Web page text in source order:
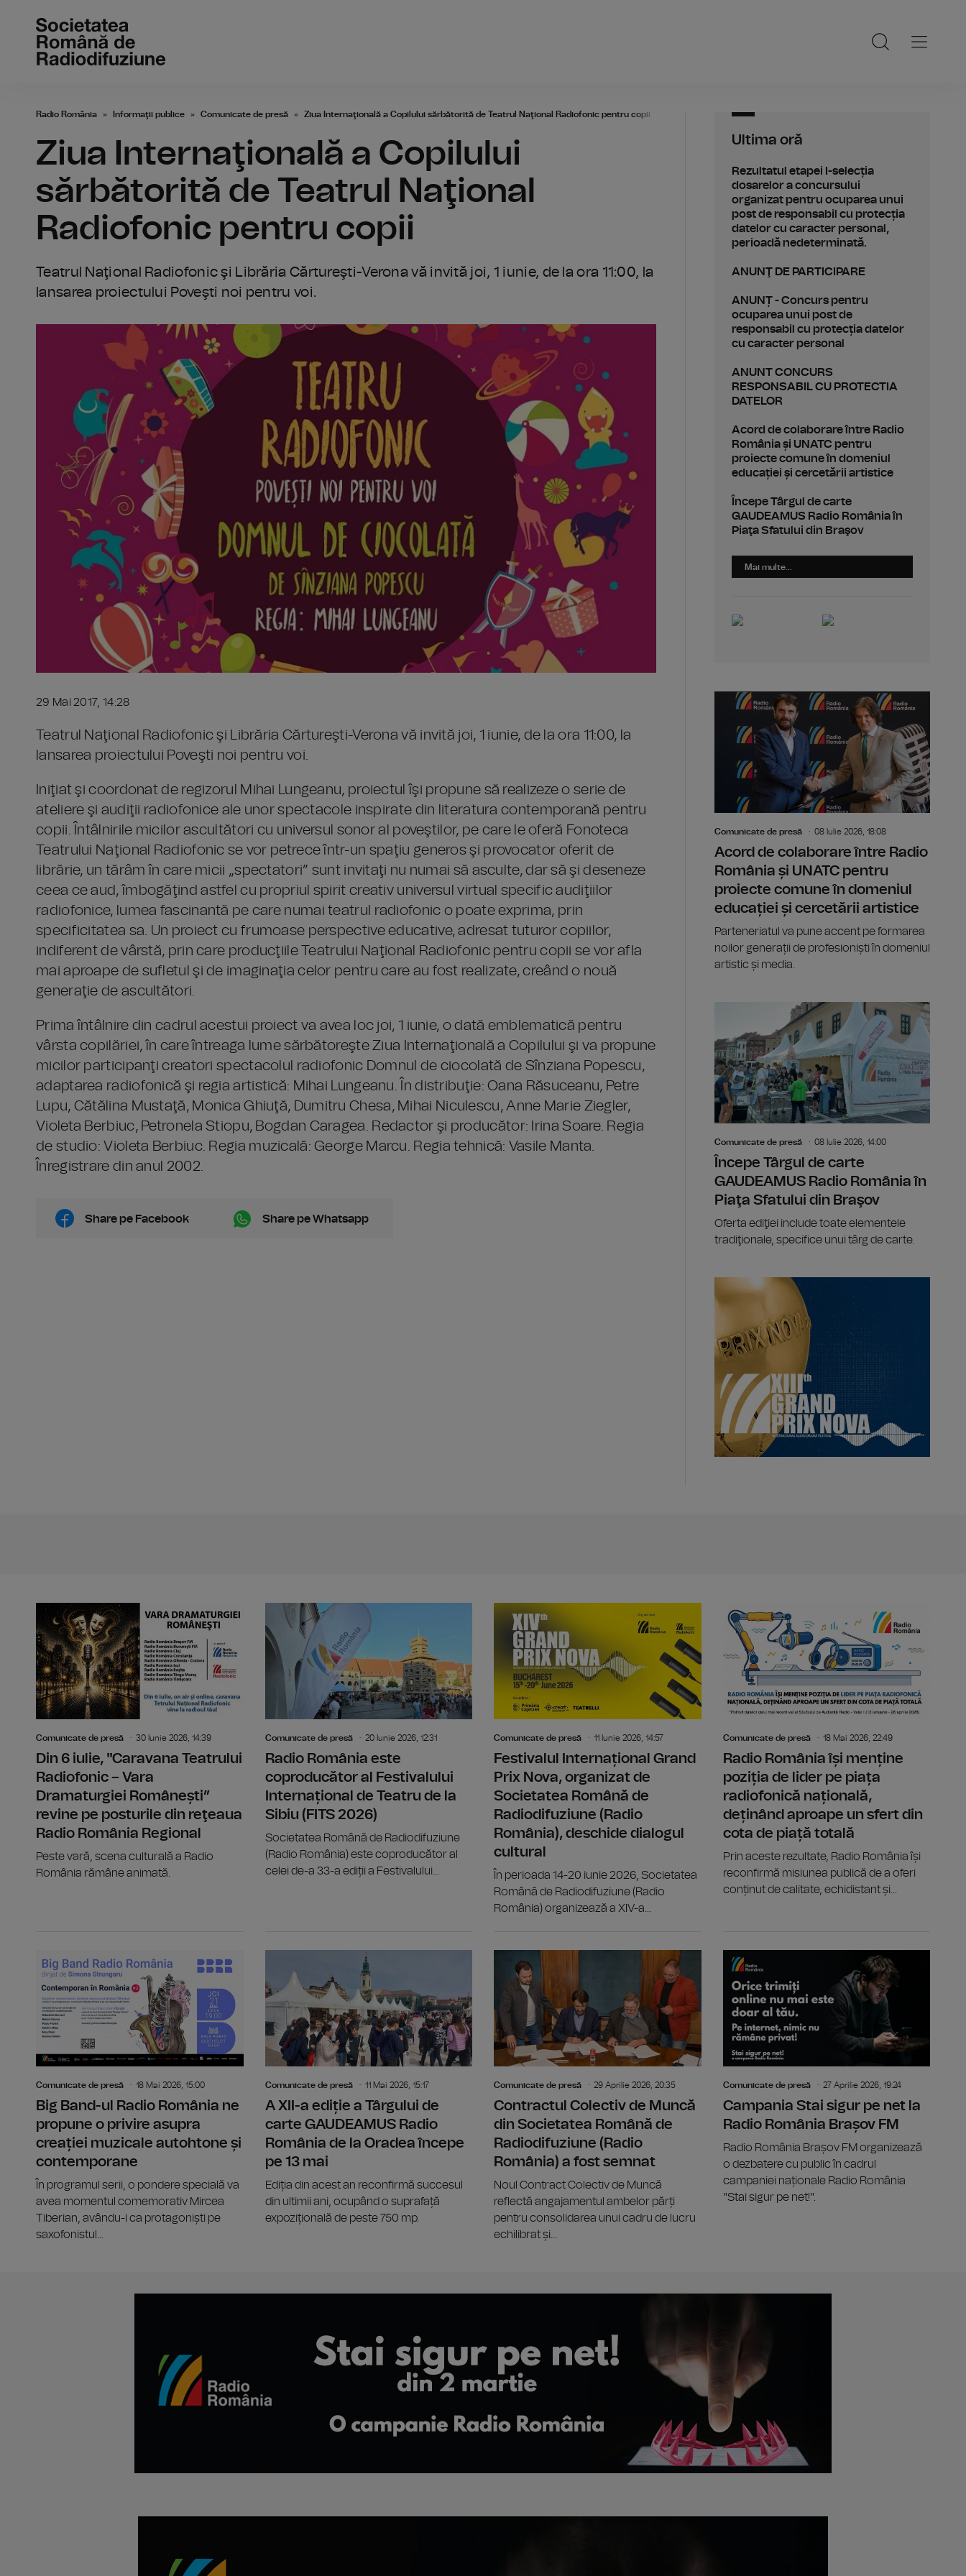
Radio România Informaţii publice Comunicate de presă Ziua Internaţională a Copilului sărbătorită de Teatrul Naţional Radiofonic pentru copii
Ziua Internaţională a Copilului
sărbătorită de Teatrul Naţional
Radiofonic pentru copii
Teatrul Naţional Radiofonic şi Librăria Cărtureşti-Verona vă invită joi, 1 iunie, de la ora 11:00, la
lansarea proiectului Poveşti noi pentru voi.
29 Mai 2017, 14:28
Teatrul Naţional Radiofonic şi Librăria Cărtureşti-Verona vă invită joi, 1 iunie, de la ora 11:00, la
lansarea proiectului Poveşti noi pentru voi.
Iniţiat şi coordonat de regizorul Mihai Lungeanu, proiectul îşi propune să realizeze o serie de
ateliere şi audiţii radiofonice ale unor spectacole inspirate din literatura contemporană pentru
copii. Întâlnirile micilor ascultători cu universul sonor al poveştilor, pe care le oferă Fonoteca
Teatrului Naţional Radiofonic se vor petrece într-un spaţiu generos şi provocator oferit de
librărie, un tărâm în care micii „spectatori” sunt invitaţi nu numai să asculte, dar să şi deseneze
ceea ce aud, îmbogăţind astfel cu propriul spirit creativ universul virtual specific audiţiilor
radiofonice, lumea fascinantă pe care numai teatrul radiofonic o poate exprima, prin
specificitatea sa. Un proiect cu frumoase perspective educative, adresat tuturor copiilor,
indiferent de vârstă, prin care producţiile Teatrului Naţional Radiofonic pentru copii se vor afla
mai aproape de sufletul şi de imaginaţia celor pentru care au fost realizate, creând o nouă
generaţie de ascultători.
Prima întâlnire din cadrul acestui proiect va avea loc joi, 1 iunie, o dată emblematică pentru
vârsta copilăriei, în care întreaga lume sărbătoreşte Ziua Internaţională a Copilului şi va propune
micilor participanţi creatori spectacolul radiofonic Domnul de ciocolată de Sînziana Popescu,
adaptarea radiofonică şi regia artistică: Mihai Lungeanu. În distribuţie: Oana Răsuceanu, Petre
Lupu, Cătălina Mustaţă, Monica Ghiuţă, Dumitru Chesa, Mihai Niculescu, Anne Marie Ziegler,
Violeta Berbiuc, Petronela Stiopu, Bogdan Caragea. Redactor şi producător: Irina Soare. Regia
de studio: Violeta Berbiuc. Regia muzicală: George Marcu. Regia tehnică: Vasile Manta.
Înregistrare din anul 2002.
Share pe Facebook Share pe Whatsapp
Ultima oră
Rezultatul etapei I-selecția
dosarelor a concursului
organizat pentru ocuparea unui
post de responsabil cu protecția
datelor cu caracter personal,
perioadă nedeterminată.
ANUNŢ DE PARTICIPARE
ANUNȚ - Concurs pentru
ocuparea unui post de
responsabil cu protecția datelor
cu caracter personal
ANUNT CONCURS
RESPONSABIL CU PROTECTIA
DATELOR
Acord de colaborare între Radio
România și UNATC pentru
proiecte comune în domeniul
educației și cercetării artistice
Începe Târgul de carte
GAUDEAMUS Radio România în
Piaţa Sfatului din Braşov
Mai multe...
Comunicate de presă 08 Iulie 2026, 18:08
Acord de colaborare între Radio
România și UNATC pentru
proiecte comune în domeniul
educației și cercetării artistice
Parteneriatul va pune accent pe formarea
noilor generații de profesioniști în domeniul
artistic și media.
Comunicate de presă 08 Iulie 2026, 14:00
Începe Târgul de carte
GAUDEAMUS Radio România în
Piaţa Sfatului din Braşov
Oferta ediţiei include toate elementele
tradiţionale, specifice unui târg de carte.
Comunicate de presă 30 Iunie 2026, 14:39
Din 6 iulie, "Caravana Teatrului
Radiofonic – Vara
Dramaturgiei Românești”
revine pe posturile din reţeaua
Radio România Regional
Peste vară, scena culturală a Radio
România rămâne animată.
Din 6 iulie, "Caravana Teatrului Radiofonic – Vara Dramaturgiei Românești” revine pe posturile din
Comunicate de presă 20 Iunie 2026, 12:31
Radio România este
coproducător al Festivalului
Internațional de Teatru de la
Sibiu (FITS 2026)
Societatea Română de Radiodifuziune
(Radio România) este coproducător al
celei de-a 33-a ediții a Festivalului...
Radio România este coproducător al Festivalului
Comunicate de presă 11 Iunie 2026, 14:57
Festivalul Internațional Grand
Prix Nova, organizat de
Societatea Română de
Radiodifuziune (Radio
România), deschide dialogul
cultural
În perioada 14-20 iunie 2026, Societatea
Română de Radiodifuziune (Radio
România) organizează a XIV-a...
Comunicate de presă 18 Mai 2026, 22:49
Radio România își menține
poziția de lider pe piața
radiofonică națională,
deținând aproape un sfert din
cota de piață totală
Prin aceste rezultate, Radio România își
reconfirmă misiunea publică de a oferi
conținut de calitate, echidistant și...
Comunicate de presă 18 Mai 2026, 15:00
Big Band-ul Radio România ne
propune o privire asupra
creației muzicale autohtone și
contemporane
În programul serii, o pondere specială va
avea momentul comemorativ Mircea
Tiberian, avându-i ca protagoniști pe
saxofonistul...
Comunicate de presă 11 Mai 2026, 15:17
A XII-a ediție a Târgului de
carte GAUDEAMUS Radio
România de la Oradea începe
pe 13 mai
Ediția din acest an reconfirmă succesul
din ultimii ani, ocupând o suprafață
expozițională de peste 750 mp.
Comunicate de presă 29 Aprilie 2026, 20:35
Contractul Colectiv de Muncă
din Societatea Română de
Radiodifuziune (Radio
România) a fost semnat
Noul Contract Colectiv de Muncă
reflectă angajamentul ambelor părți
pentru consolidarea unui cadru de lucru
echilibrat și...
Comunicate de presă 27 Aprilie 2026, 19:24
Campania Stai sigur pe net la
Radio România Brașov FM
Radio România Brașov FM organizează
o dezbatere cu public în cadrul
campaniei naționale Radio România
"Stai sigur pe net!".